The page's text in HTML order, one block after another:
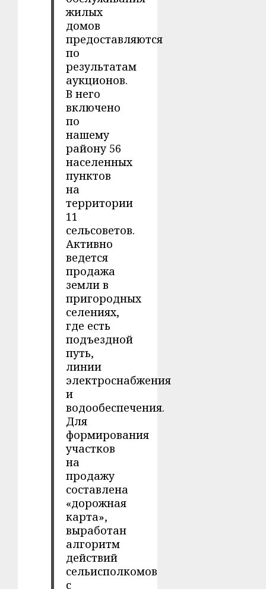
жилых
домов
предоставляются
по
результатам
аукционов.
В него
включено
по
нашему
району 56
населенных
пунктов
на
территории
11
сельсоветов.
Активно
ведется
продажа
земли в
пригородных
селениях,
где есть
подъездной
путь,
линии
электроснабжения
и
водообеспечения.
Для
формирования
участков
на
продажу
составлена
«дорожная
карта»,
выработан
алгоритм
действий
сельисполкомов
с